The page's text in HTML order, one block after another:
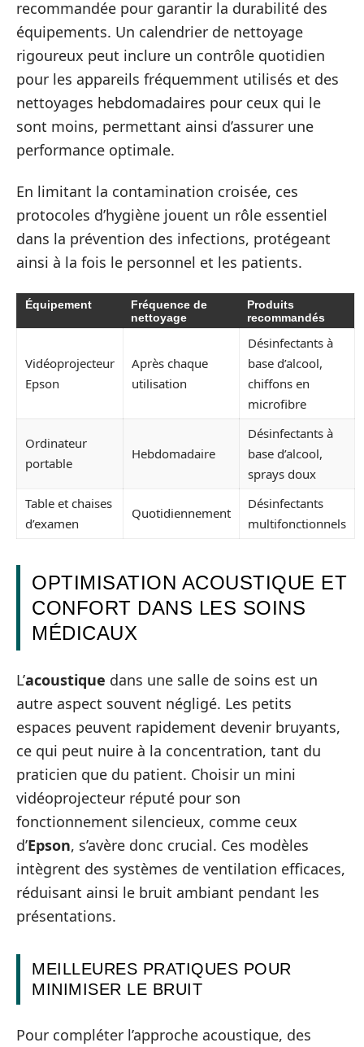
recommandée pour garantir la durabilité des
équipements. Un calendrier de nettoyage
rigoureux peut inclure un contrôle quotidien
pour les appareils fréquemment utilisés et des
nettoyages hebdomadaires pour ceux qui le
sont moins, permettant ainsi d’assurer une
performance optimale.
En limitant la contamination croisée, ces
protocoles d’hygiène jouent un rôle essentiel
dans la prévention des infections, protégeant
ainsi à la fois le personnel et les patients.
Équipement
Fréquence de
nettoyage
Produits
recommandés
Vidéoprojecteur
Epson
Après chaque
utilisation
Désinfectants à
base d’alcool,
chiffons en
microfibre
Ordinateur
portable
Hebdomadaire
Désinfectants à
base d’alcool,
sprays doux
Table et chaises
d’examen
Quotidiennement
Désinfectants
multifonctionnels
OPTIMISATION ACOUSTIQUE ET
CONFORT DANS LES SOINS
MÉDICAUX
L’acoustique dans une salle de soins est un
autre aspect souvent négligé. Les petits
espaces peuvent rapidement devenir bruyants,
ce qui peut nuire à la concentration, tant du
praticien que du patient. Choisir un mini
vidéoprojecteur réputé pour son
fonctionnement silencieux, comme ceux
d’Epson, s’avère donc crucial. Ces modèles
intègrent des systèmes de ventilation efficaces,
réduisant ainsi le bruit ambiant pendant les
présentations.
MEILLEURES PRATIQUES POUR
MINIMISER LE BRUIT
Pour compléter l’approche acoustique, des